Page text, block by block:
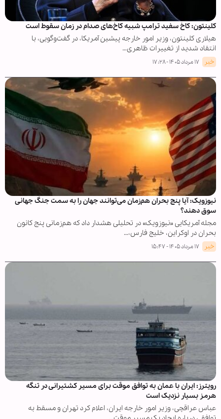
کلینتون: کاخ سفید ترامپ شبیه کاخ‌های صدام در زمان سقوط است
هیلاری کلینتون، وزیر امور خارجه پیشین آمریکا، در گفت‌وگویی، با
انتقاد شدید از تغییرات ظاهری…
خبر ۱۷ مرداد ۱۴۰۵ - ۱۷:۲۸
نیوزویک: آیا پنج بحران هم‌زمان می‌توانند جهان را به سمت جنگ جهانی
سوق دهند؟
مجله آمریکایی «نیوزویک» در تحلیلی هشدار داد که هم‌زمانی پنج کانون
بحران در اوکراین، خلیج فارس،…
خبر ۱۷ مرداد ۱۴۰۵ - ۱۵:۴۷
رویترز: ایران با عمان به توافق موقت برای مسیر کشتیرانی در تنگه
هرمز بسیار نزدیک است
عباس عراقچی، وزیر امور خارجه ایران، اعلام کرد تهران و مسقط به